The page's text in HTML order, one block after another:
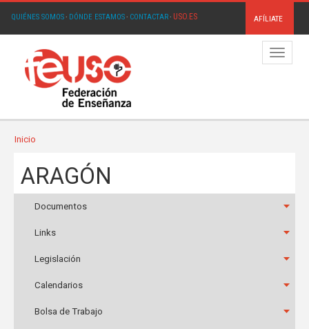
QUIÉNES SOMOS· DÓNDE ESTAMOS· CONTACTAR· USO.ES AFÍLIATE
Menú
Inicio
ARAGÓN
Documentos
Links
Legislación
Calendarios
Bolsa de Trabajo